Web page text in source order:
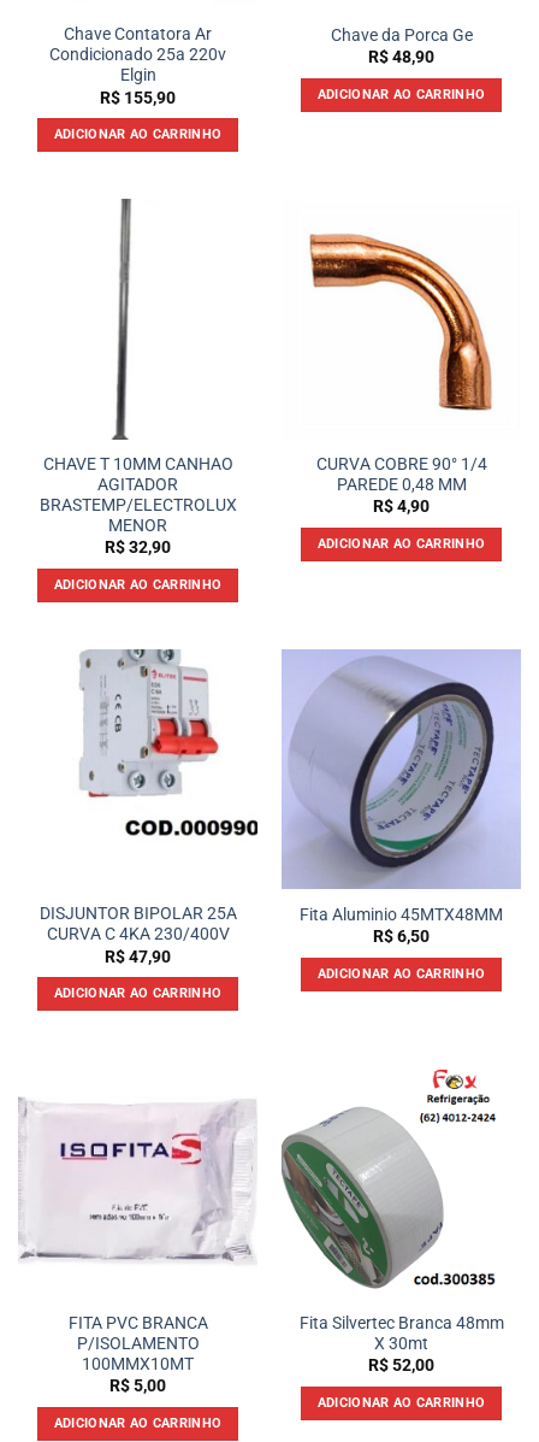
Chave Contatora Ar
Condicionado 25a 220v
Elgin
R$ 155,90
ADICIONAR AO CARRINHO
Chave da Porca Ge
R$48,90
ADICIONAR AO CARRINHO
CHAVE T 10MM CANHAO
AGITADOR
BRASTEMP/ELECTROLUX
MENOR
R$32,90
ADICIONAR AO CARRINHO
CURVA COBRE 90° 1/4
PAREDE 0,48 MM
R$4,90
ADICIONAR AO CARRINHO
DISJUNTOR BIPOLAR 25A
CURVA C 4KA 230/400V
R$47,90
ADICIONAR AO CARRINHO
Fita Aluminio 45MTX48MM
R$6,50
ADICIONAR AO CARRINHO
FITA PVC BRANCA
P/ISOLAMENTO
100MMX10MT
R$5,00
ADICIONAR AO CARRINHO
Fita Silvertec Branca 48mm
X 30mt
R$52,00
ADICIONAR AO CARRINHO